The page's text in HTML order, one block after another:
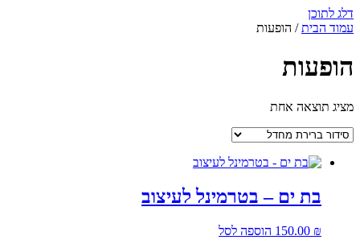
דלג לתוכן
עמוד הבית/ הופעות
הופעות
מציג תוצאה אחת
בת ים – בטרמינל לעיצוב
150.00 ₪
הוספה לסל